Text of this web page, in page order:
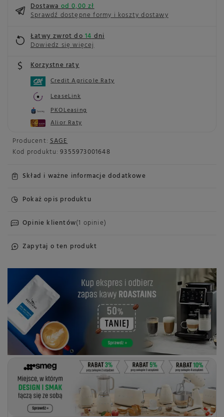
Producent: SAGE
Kod produktu: 9355973001648
Skład i ważne informacje dodatkowe
Pokaż opis produktu
Opinie klientów(1 opinie)
Zapytaj o ten produkt
Dostawaod 0,00 zł
Sprawdź dostępne formy i koszty dostawy
Łatwy zwrot do14dni
Dowiedz się więcej
Korzystne raty
Credit Agricole Raty
LeaseLink
PKOLeasing
Alior Raty